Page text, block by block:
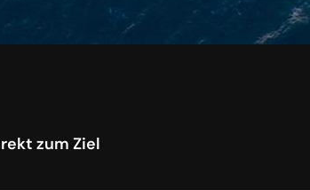
zum Ziel